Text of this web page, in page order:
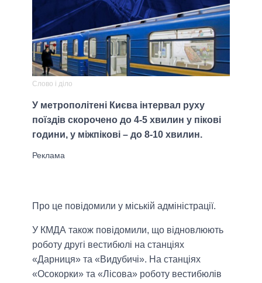
Слово і діло
У метрополітені Києва інтервал руху
поїздів скорочено до 4-5 хвилин у пікові
години, у міжпікові – до 8-10 хвилин.
Про це повідомили у міській адміністрації.
У КМДА також повідомили, що відновлюють
роботу другі вестибюлі на станціях
«Дарниця» та «Видубичі». На станціях
«Осокорки» та «Лісова» роботу вестибюлів